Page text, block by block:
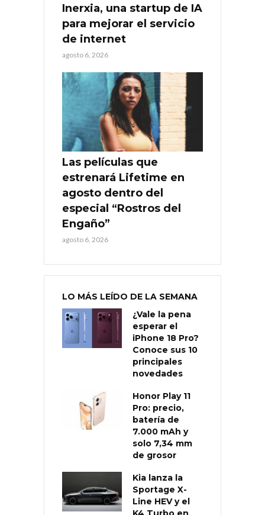
Inerxia, una startup de IA
para mejorar el servicio
de internet
agosto 6, 2026
Las películas que
estrenará Lifetime en
agosto dentro del
especial “Rostros del
Engaño”
agosto 6, 2026
LO MÁS LEÍDO DE LA SEMANA
¿Vale la pena
esperar el
iPhone 18 Pro?
Conoce sus 10
principales
novedades
Honor Play 11
Pro: precio,
batería de
7.000 mAh y
solo 7,34 mm
de grosor
Kia lanza la
Sportage X-
Line HEV y el